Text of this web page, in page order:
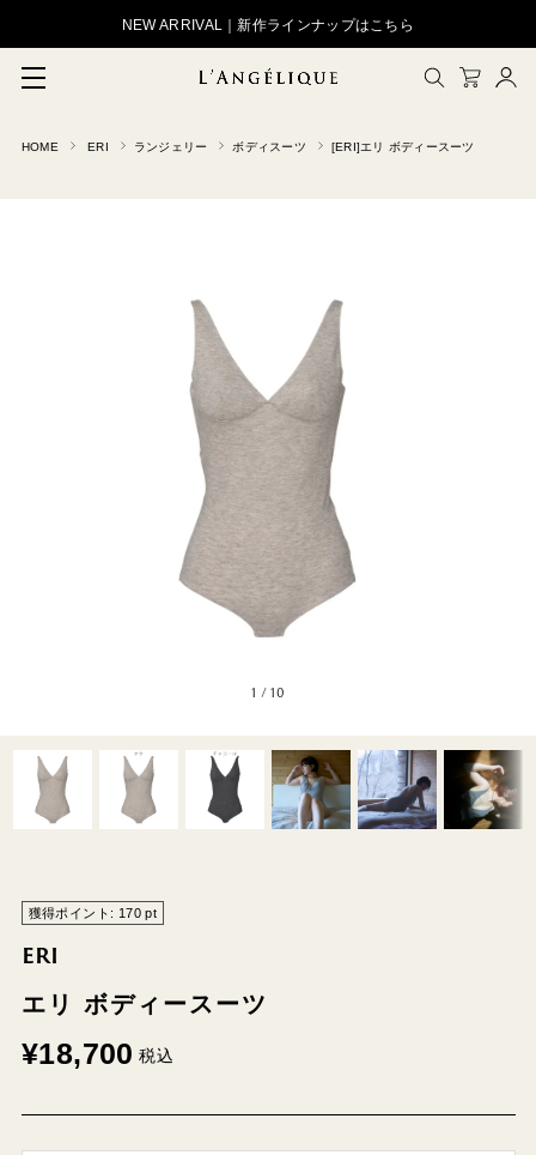
NEW ARRIVAL｜新作ラインナップはこちら
メルマガ登録
HOME ERI ランジェリー ボディスーツ [ERI]エリ ボディースーツ
1 /10
獲得ポイント: 170 pt
ERI
エリ ボディースーツ
¥18,700 税込